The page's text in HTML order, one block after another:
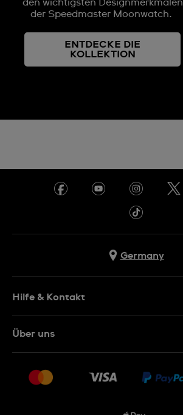
den wichtigsten Designmerkmalen
der Speedmaster Moonwatch.
ENTDECKE DIE
KOLLEKTION
Germany
Hilfe & Kontakt
Rücksendung und Entsorgung
Über uns
Jobs